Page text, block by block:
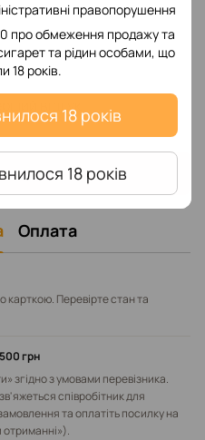
правопорушення
про обмеження продажу та
та рідин особами, що
18 років.
18 років
18 років
відгук
відгук
Оплата
карткою. Перевірте стан та
грн
згідно з умовами перевізника.
співробітник для
та оплатіть посилку на
отриманні»).